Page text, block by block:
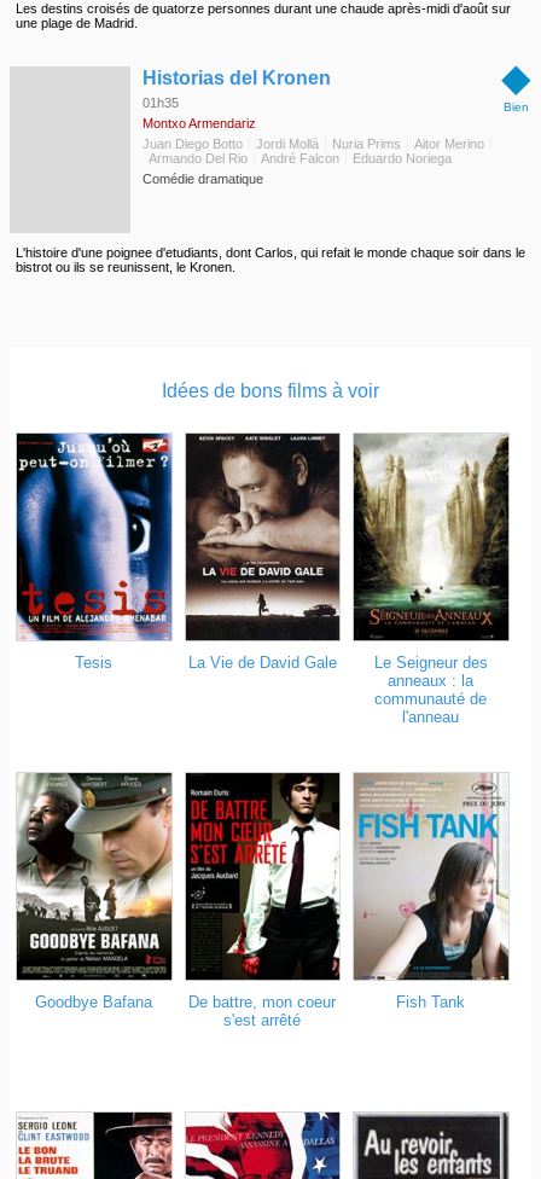
Les destins croisés de quatorze personnes durant une chaude après-midi d'août sur
une plage de Madrid.
◆
Bien
Historias del Kronen
01h35
Montxo Armendariz
Juan Diego Botto
Jordi Mollá Nuria Prims
Aitor Merino
Armando Del Rio
André Falcon
Eduardo Noriega
Comédie dramatique
L'histoire d'une poignee d'etudiants, dont Carlos, qui refait le monde chaque soir dans le
bistrot ou ils se reunissent, le Kronen.
Idées de bons films à voir
Tesis La Vie de David Gale
Le Seigneur des
anneaux : la
communauté de
l'anneau
Goodbye Bafana
De battre, mon coeur
s'est arrêté
Fish Tank